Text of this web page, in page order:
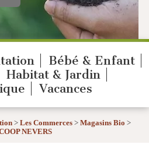
Bébé & Enfant
Habitat & Jardin
Vacances
> Les Commerces> Magasins Bio >
NEVERS